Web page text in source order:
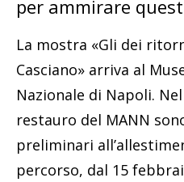
per ammirare
La mostra «Gli dei
Casciano» arriva al
Nazionale di Napoli.
restauro del MANN
preliminari
percorso, dal 15